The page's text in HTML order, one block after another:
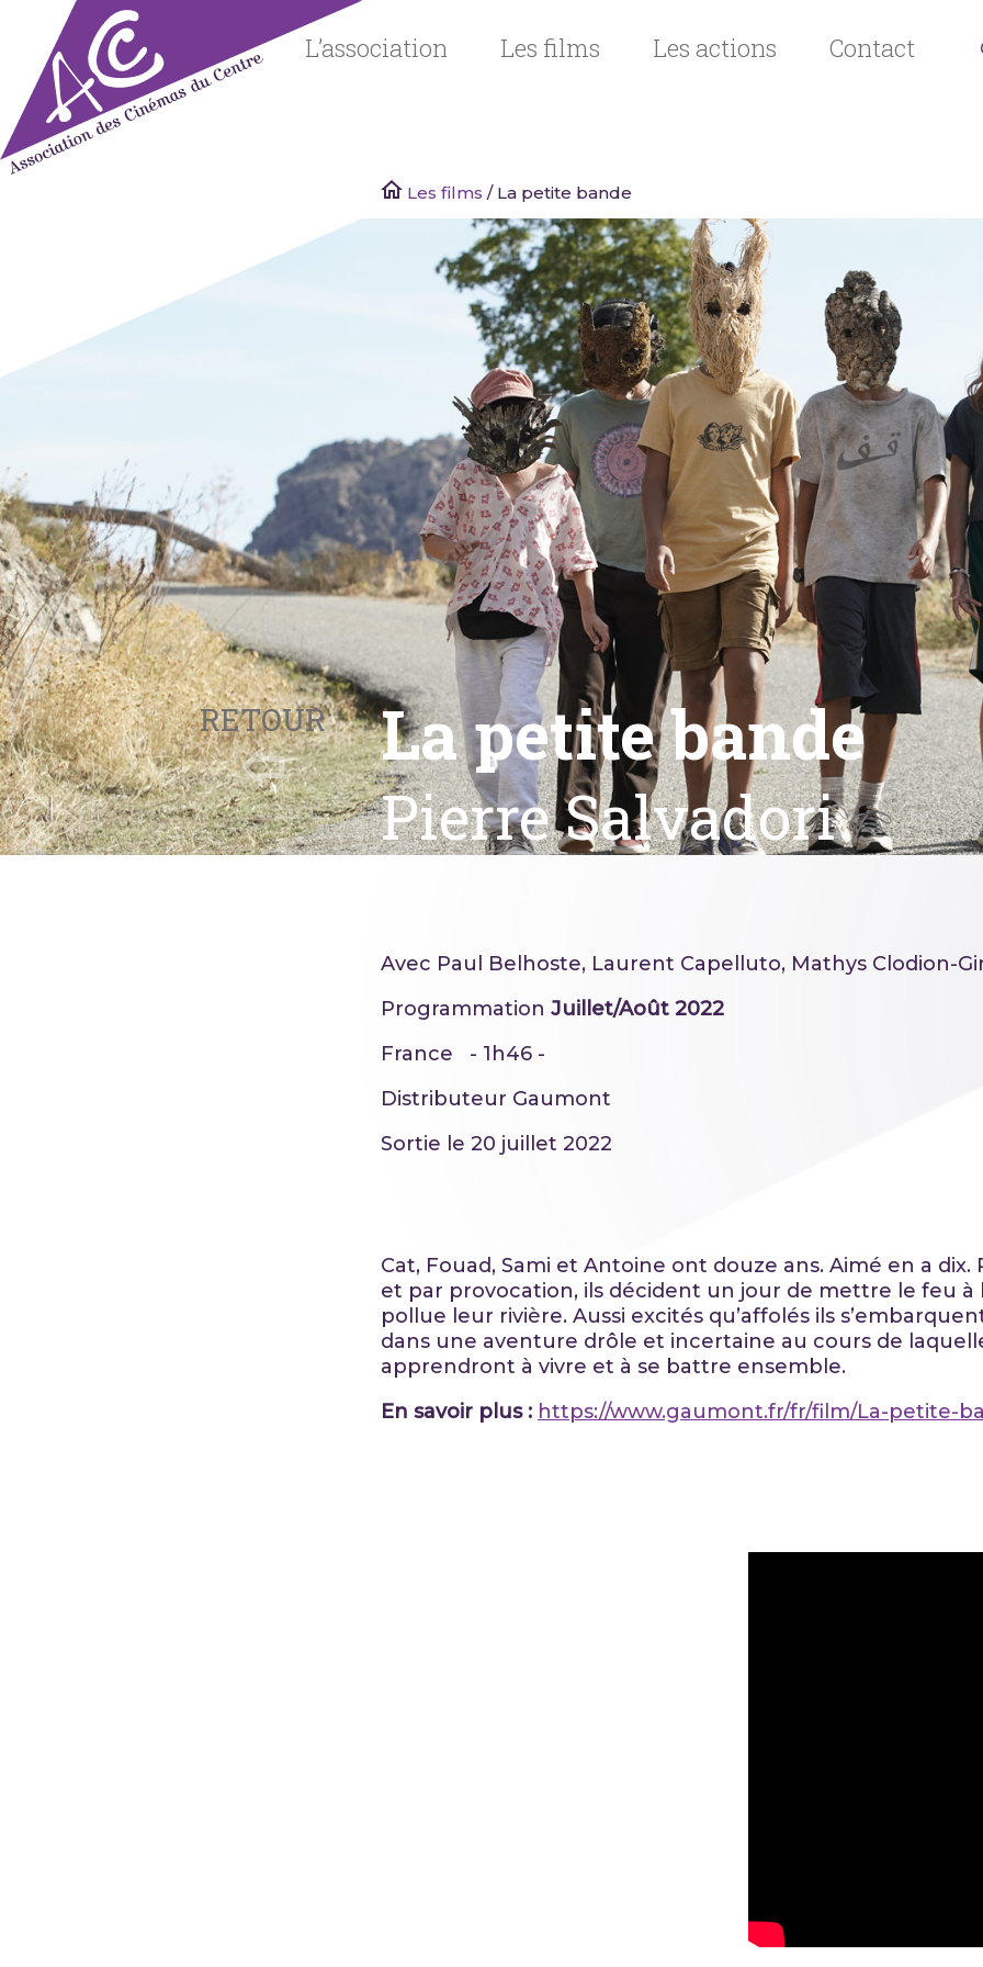
content
Association
des
Cinémas
du Centre
L’association Les films Les actions Contact
Les films / La petite bande
La petite bande
Pierre Salvadori
RETOUR
Avec Paul Belhoste, Laurent Capelluto, Mathys Clodion-
Programmation Juillet/Août 2022
France - 1h46 -
Distributeur Gaumont
Sortie le 20 juillet 2022
Cat, Fouad, Sami et Antoine ont douze ans. Aimé en a dix.
et par provocation, ils décident un jour de mettre le feu à
pollue leur rivière. Aussi excités qu’affolés ils
dans une aventure drôle et incertaine au cours de
apprendront à vivre et à se battre ensemble.
En savoir plus : https://www.gaumont.fr/fr/film/La-petite-